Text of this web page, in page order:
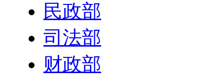
民政部
司法部
财政部